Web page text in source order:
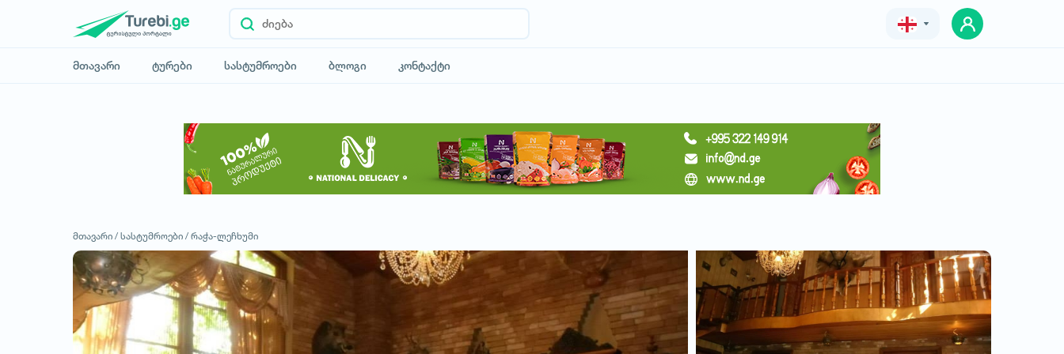
მთავარი ტურები სასტუმროები ბლოგი კონტაქტი
მოითხოვე სასტუმრო
სასტუმრო მონადირის სახლი
ფასი
ფასი შეთანხმებით
მთავარი / სასტუმროები / რაჭა-ლეჩხუმი